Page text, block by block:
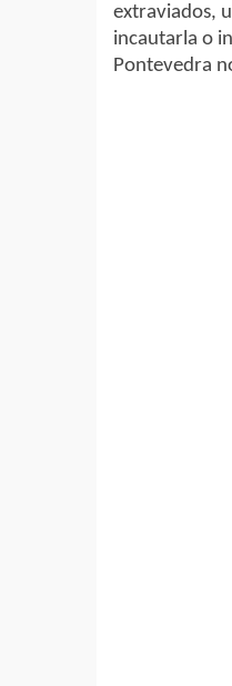
extraviados,
incautarla o
Pontevedra